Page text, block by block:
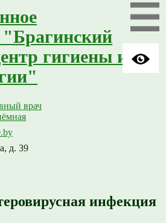
"Брагинский
гигиены и
врач
д. 39
инфекция